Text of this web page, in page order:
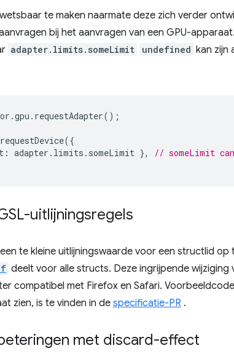
te maken naarmate deze zich verder
bij het aanvragen van een GPU-
adapter.limits.someLimit undefined kan zijn
.gpu . requestAdapter();
requestDevice({
: adapter . limits . someLimit },
// someLimit
uitlijningsregels
​​te kleine uitlijningswaarde voor een structlid
deelt voor alle structs. Deze ingrijpende
compatibel met Firefox en Safari.
zien, is te vinden in de specificatie-PR .
met discard-effect